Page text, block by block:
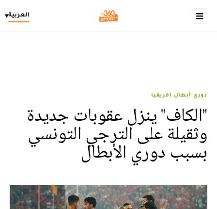
العربية▾
دوري أبطال افريقيا
"الكاف" ينزل عقوبات جديدة
وثقيلة على الترجي التونسي
بسبب دوري الأبطال